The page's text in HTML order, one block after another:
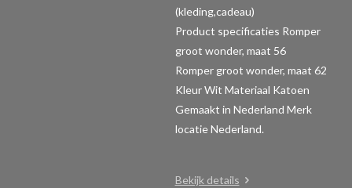
(kleding,cadeau)
Product specificaties Romper
groot wonder, maat 56
Romper groot wonder, maat 62
Kleur Wit Materiaal Katoen
Gemaakt in Nederland Merk
locatie Nederland.
Bekijk details